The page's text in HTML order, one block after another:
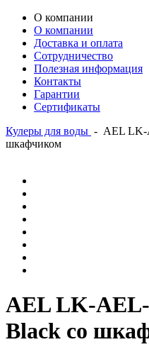
О компании
О компании
Доставка и оплата
Сотрудничество
Полезная информация
Контакты
Гарантии
Сертификаты
Кулеры для воды - AEL LK-
шкафчиком
AEL LK-
Black со